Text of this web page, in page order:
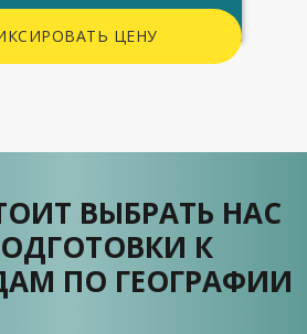
ЦЕНУ
ВЫБРАТЬ НАС
К
ПО ГЕОГРАФИИ